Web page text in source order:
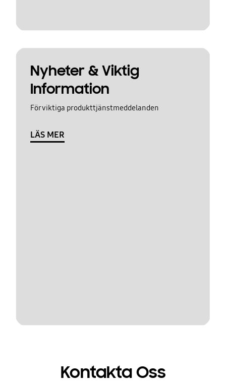
Nyheter & Viktig
Information
För viktiga produkttjänstmeddelanden
LÄS MER
Kontakta Oss